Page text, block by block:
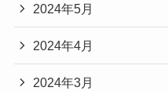
2024年5月
2024年4月
2024年3月